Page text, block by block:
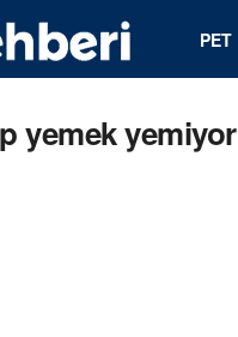
PET
yemek yemiyor